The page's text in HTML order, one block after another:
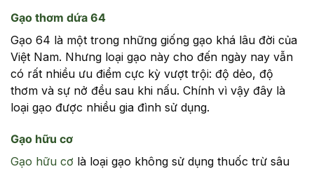
Gạo thơm dứa 64
Gạo 64 là một trong những giống gạo khá lâu đời của
Việt Nam. Nhưng loại gạo này cho đến ngày nay vẫn
có rất nhiều ưu điểm cực kỳ vượt trội: độ dẻo, độ
thơm và sự nở đều sau khi nấu. Chính vì vậy đây là
loại gạo được nhiều gia đình sử dụng.
Gạo hữu cơ
Gạo hữu cơ là loại gạo không sử dụng thuốc trừ sâu